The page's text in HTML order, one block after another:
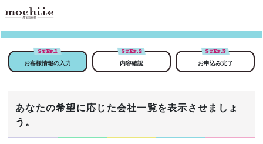
STEP.1
お客様情報の入力
STEP.2
内容確認
STEP.3
お申込み完了
あなたの希望に応じた会社一覧を表示させましょ
う。